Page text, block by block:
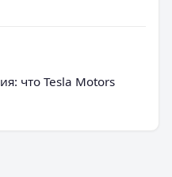
что Tesla Motors